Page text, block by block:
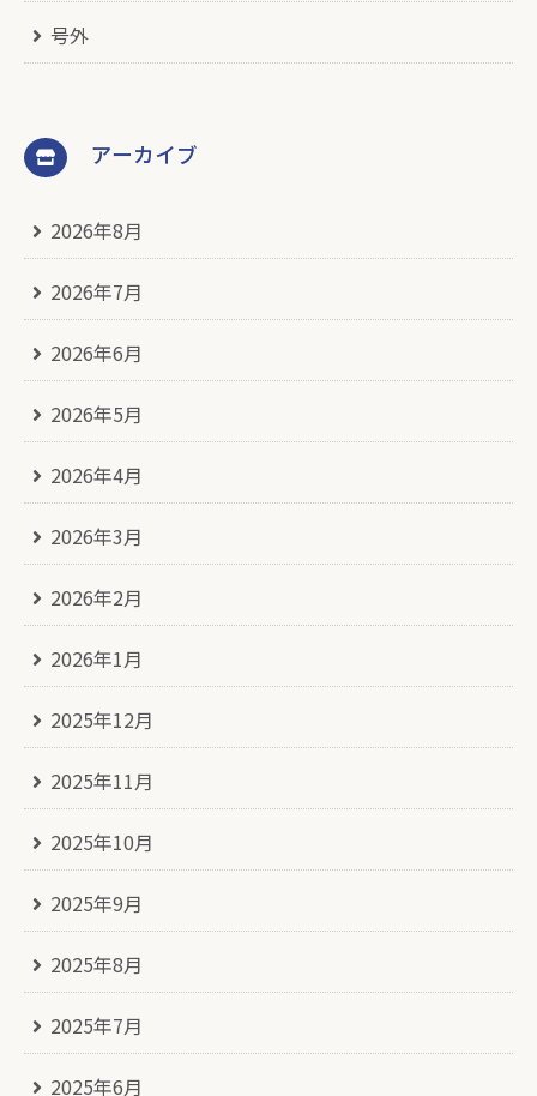
号外
アーカイブ
2026年8月
2026年7月
2026年6月
2026年5月
2026年4月
2026年3月
2026年2月
2026年1月
2025年12月
2025年11月
2025年10月
2025年9月
2025年8月
2025年7月
2025年6月